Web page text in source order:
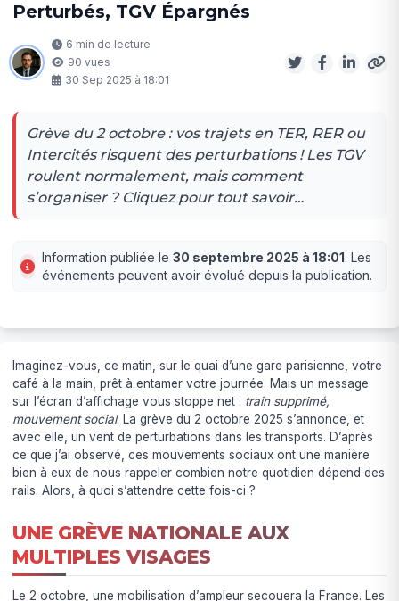
Perturbés, TGV Épargnés
6 min de lecture
90 vues
30 Sep 2025 à 18:01
Grève du 2 octobre : vos trajets en TER, RER ou
Intercités risquent des perturbations ! Les TGV
roulent normalement, mais comment
s’organiser ? Cliquez pour tout savoir…
Information publiée le30 septembre 2025 à 18:01. Les
événements peuvent avoir évolué depuis la publication.
Imaginez-vous, ce matin, sur le quai d’une gare parisienne, votre
café à la main, prêt à entamer votre journée. Mais un message
sur l’écran d’affichage vous stoppe net : train supprimé,
mouvement social. La grève du 2 octobre 2025 s’annonce, et
avec elle, un vent de perturbations dans les transports. D’après
ce que j’ai observé, ces mouvements sociaux ont une manière
bien à eux de nous rappeler combien notre quotidien dépend des
rails. Alors, à quoi s’attendre cette fois-ci ?
UNE GRÈVE NATIONALE AUX
MULTIPLES VISAGES
Le 2 octobre, une mobilisation d’ampleur secouera la France. Les